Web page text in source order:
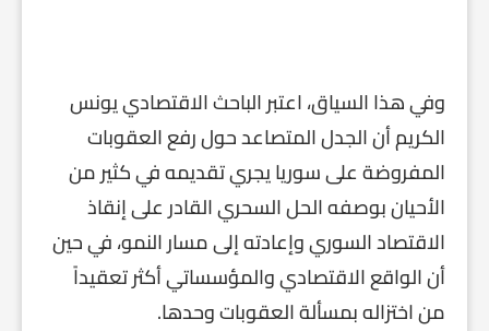
وفي هذا السياق، اعتبر الباحث الاقتصادي يونس
الكريم أن الجدل المتصاعد حول رفع العقوبات
المفروضة على سوريا يجري تقديمه في كثير من
الأحيان بوصفه الحل السحري القادر على إنقاذ
الاقتصاد السوري وإعادته إلى مسار النمو، في حين
أن الواقع الاقتصادي والمؤسساتي أكثر تعقيداً
من اختزاله بمسألة العقوبات وحدها.